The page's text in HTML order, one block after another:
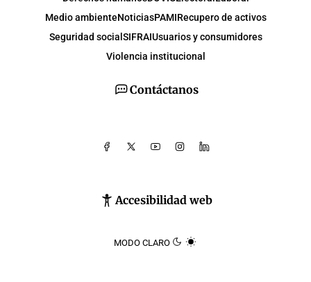
Contáctanos
Accesibilidad web
MODO CLARO
Medio ambienteNoticiasPAMIRecupero de activos
Seguridad social SIFRAIUsuarios y consumidores
Violencia institucional